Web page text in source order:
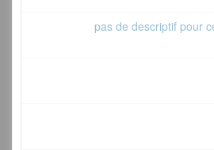
pas de descriptif pour